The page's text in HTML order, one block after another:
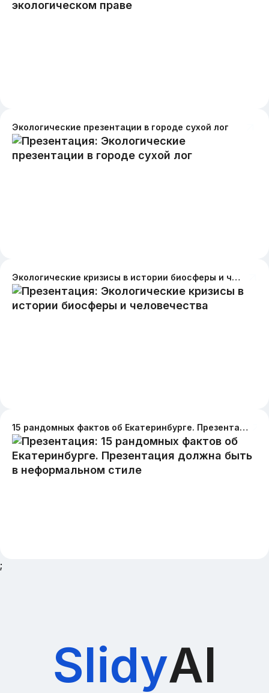
Экологические презентации в городе сухой лог
Экологические кризисы в истории биосферы и человечества
15 рандомных фактов об Екатеринбурге. Презентация должна быть в неформальном стиле
;
SlidyAI